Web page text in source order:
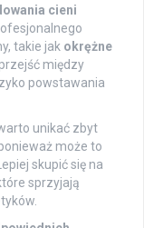
cieni
takie jak okrężne
między
powstawania
unikać zbyt
może to
skupić się na
sprzyjają